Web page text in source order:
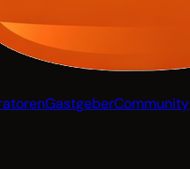
GastgeberCommunity